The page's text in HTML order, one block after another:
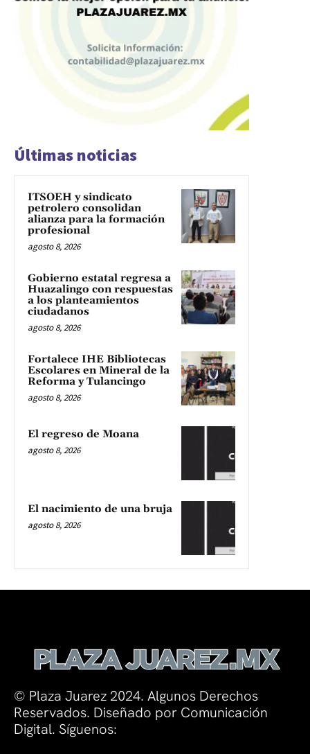
Últimas noticias
ITSOEH y sindicato
petrolero consolidan
alianza para la formación
profesional
agosto 8, 2026
Gobierno estatal regresa a
Huazalingo con respuestas
a los planteamientos
ciudadanos
agosto 8, 2026
Fortalece IHE Bibliotecas
Escolares en Mineral de la
Reforma y Tulancingo
agosto 8, 2026
El regreso de Moana
agosto 8, 2026
El nacimiento de una bruja
agosto 8, 2026
© Plaza Juarez 2024. Algunos Derechos
Reservados. Diseñado por Comunicación
Digital. Síguenos: